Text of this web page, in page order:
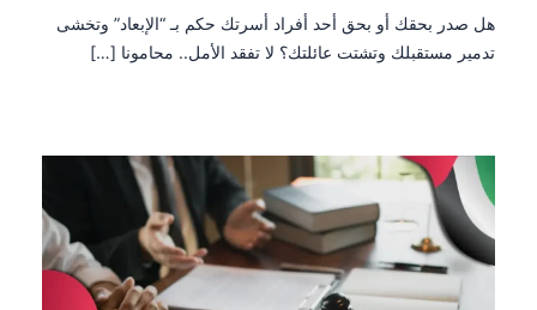
هل صدر بحقك أو بحق أحد أفراد أسرتك حكم بـ “الإبعاد” وتخشى
تدمير مستقبلك وتشتت عائلتك؟ لا تفقد الأمل.. محامونا […]